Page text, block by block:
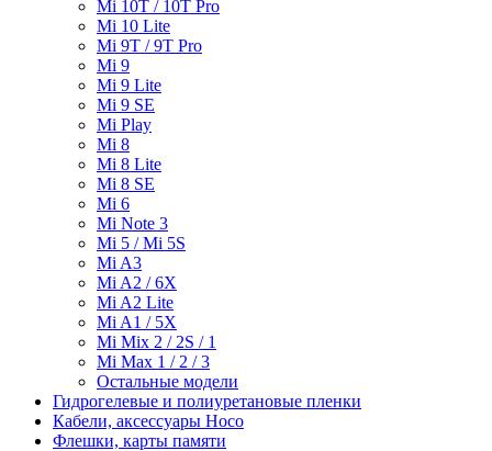
Mi 10T / 10T Pro
Mi 10 Lite
Mi 9T / 9T Pro
Mi 9
Mi 9 Lite
Mi 9 SE
Mi Play
Mi 8
Mi 8 Lite
Mi 8 SE
Mi 6
Mi Note 3
Mi 5 / Mi 5S
Mi A3
Mi A2 / 6X
Mi A2 Lite
Mi A1 / 5X
Mi Mix 2 / 2S / 1
Mi Max 1 / 2 / 3
Остальные модели
Гидрогелевые и полиуретановые пленки
Кабели, аксессуары Hoco
Флешки, карты памяти